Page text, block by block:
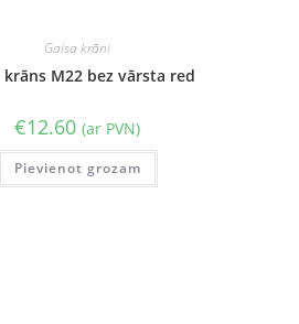
Gaisa krāni
krāns M22 bez vārsta red
€12.60 (ar PVN)
Pievienot grozam